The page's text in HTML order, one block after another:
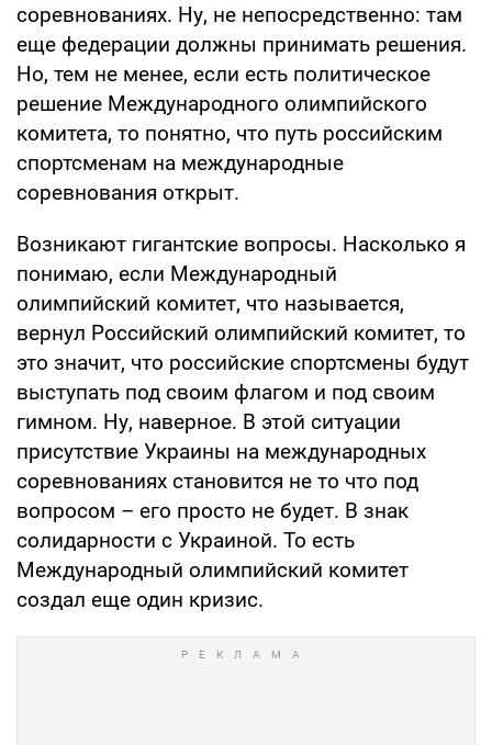
соревнованиях. Ну, не непосредственно: там
еще федерации должны принимать решения.
Но, тем не менее, если есть политическое
решение Международного олимпийского
комитета, то понятно, что путь российским
спортсменам на международные
соревнования открыт.
Возникают гигантские вопросы. Насколько я
понимаю, если Международный
олимпийский комитет, что называется,
вернул Российский олимпийский комитет, то
это значит, что российские спортсмены будут
выступать под своим флагом и под своим
гимном. Ну, наверное. В этой ситуации
присутствие Украины на международных
соревнованиях становится не то что под
вопросом – его просто не будет. В знак
солидарности с Украиной. То есть
Международный олимпийский комитет
создал еще один кризис.